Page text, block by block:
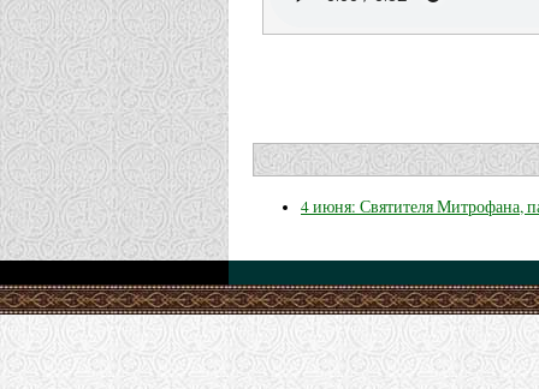
4 июня: Святителя Митрофана,